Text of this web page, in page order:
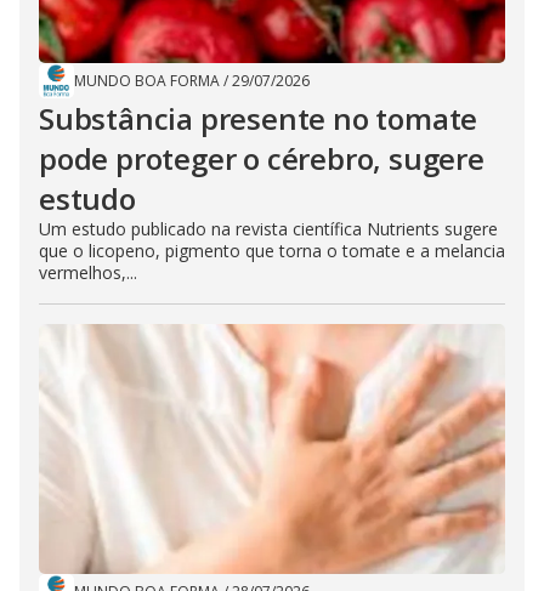
MUNDO BOA FORMA/29/07/2026
Substância presente no tomate
pode proteger o cérebro, sugere
estudo
Um estudo publicado na revista científica Nutrients sugere
que o licopeno, pigmento que torna o tomate e a melancia
vermelhos,...